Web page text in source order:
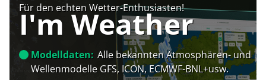
Für den echten Wetter-Enthusiasten!
I'm Weather
Modelldaten: Alle bekannten Atmosphären- und
Wellenmodelle GFS, ICON, ECMWF-BNL+usw.